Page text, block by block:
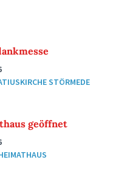
STÖRMEDE
geöffnet